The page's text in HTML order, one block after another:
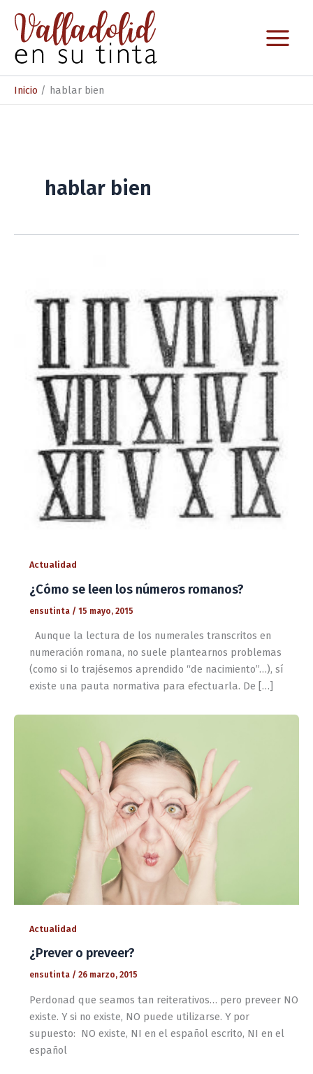
contenido
Inicio hablar bien
hablar bien
Actualidad
¿Cómo se leen los números romanos?
ensutinta / 15 mayo, 2015
Aunque la lectura de los numerales transcritos en
numeración romana, no suele plantearnos problemas
(como si lo trajésemos aprendido “de nacimiento”…), sí
existe una pauta normativa para efectuarla. De […]
Actualidad
¿Prever o preveer?
ensutinta / 26 marzo, 2015
Perdonad que seamos tan reiterativos… pero preveer NO
existe. Y si no existe, NO puede utilizarse. Y por
supuesto: NO existe, NI en el español escrito, NI en el
español